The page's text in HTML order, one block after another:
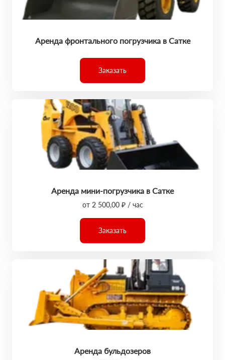
Аренда фронтального погрузчика в Сатке
Заказать
Аренда мини-погрузчика в Сатке
от 2 500,00 ₽ / час
Заказать
Аренда бульдозеров